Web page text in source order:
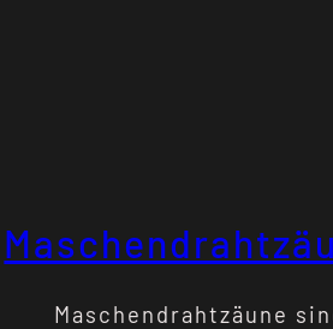
Maschendrahtzäune